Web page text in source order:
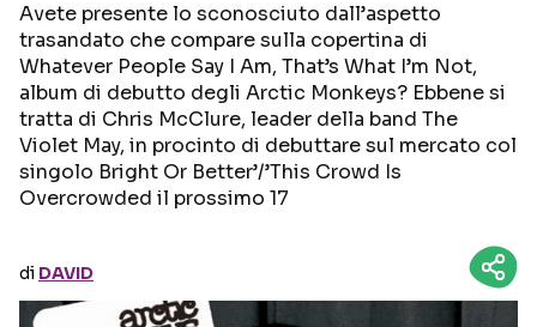
Seguici sui social
Avete presente lo sconosciuto dall’aspetto
trasandato che compare sulla copertina di
Whatever People Say I Am, That’s What I’m Not,
album di debutto degli Arctic Monkeys? Ebbene si
tratta di Chris McClure, leader della band The
Violet May, in procinto di debuttare sul mercato col
singolo Bright Or Better’/’This Crowd Is
Overcrowded il prossimo 17
di DAVID